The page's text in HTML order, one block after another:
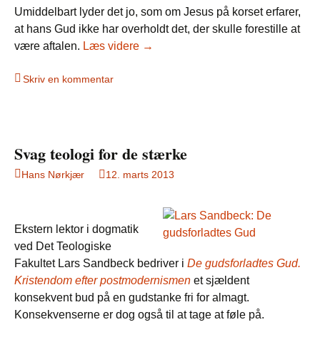
Umiddelbart lyder det jo, som om Jesus på korset erfarer,
at hans Gud ikke har overholdt det, der skulle forestille at
være aftalen. Læs videre Min Gud, min Gud – om dårlig
→
Skriv en kommentar
Svag teologi for de stærke
Hans Nørkjær 12. marts 2013
Ekstern lektor i dogmatik
ved Det Teologiske
Fakultet Lars Sandbeck bedriver i De gudsforladtes Gud.
Kristendom efter postmodernismen et sjældent
konsekvent bud på en gudstanke fri for almagt.
Konsekvenserne er dog også til at tage at føle på.